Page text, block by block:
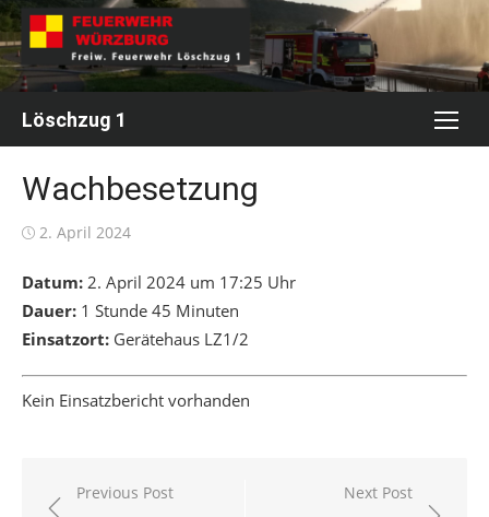
Skip
to
content
Löschzug 1
Wachbesetzung
Posted
2. April 2024
Datum: 2. April 2024 um 17:25 Uhr
Dauer: 1 Stunde 45 Minuten
Einsatzort: Gerätehaus LZ1/2
Kein Einsatzbericht vorhanden
Beitragsnavigation
Previous Post Next Post